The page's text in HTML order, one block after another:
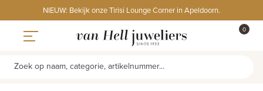
to
content
NIEUW: Bekijk onze Tirisi Lounge Corner in Apeldoorn.
0
Zoek op naam, categorie, artikelnummer...